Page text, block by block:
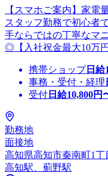
【スマホご案内】家電
スタッフ勤務で初心者
手ならではの丁寧なマ
◎【入社祝金最大10万円
携帯ショップ日給
事務・受付・経理
受付 日給10,800円
勤務地
面接地
高知県高知市秦南町1丁
高知駅、薊野駅